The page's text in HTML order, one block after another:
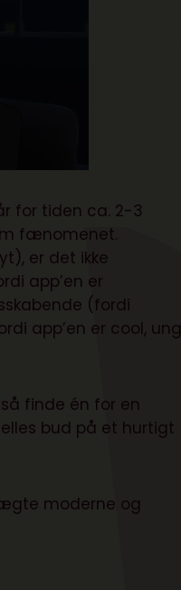
for tiden ca. 2-3
fænomenet.
er det ikke
app’en er
(fordi
app’en er cool, ung
finde én for en
bud på et hurtigt
moderne og